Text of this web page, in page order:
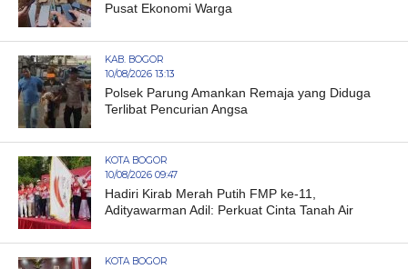
Pusat Ekonomi Warga
KAB. BOGOR
10/08/2026 13:13
Polsek Parung Amankan Remaja yang Diduga
Terlibat Pencurian Angsa
KOTA BOGOR
10/08/2026 09:47
Hadiri Kirab Merah Putih FMP ke-11,
Adityawarman Adil: Perkuat Cinta Tanah Air
KOTA BOGOR